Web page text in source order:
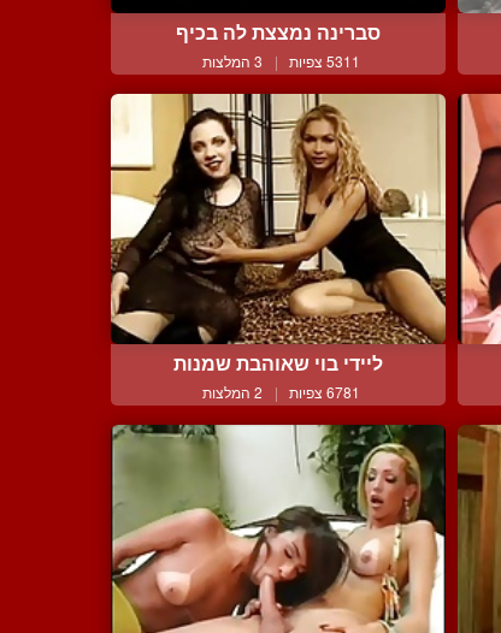
סברינה נמצצת לה בכיף
5311 צפיות | 3 המלצות
ליידי בוי שאוהבת שמנות
6781 צפיות | 2 המלצות